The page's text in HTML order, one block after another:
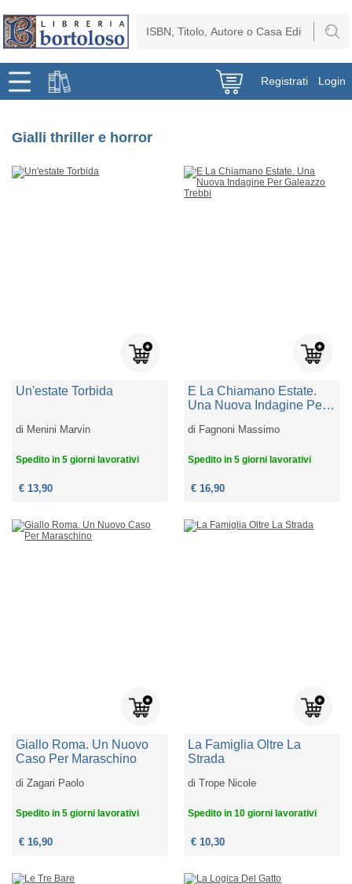
Registrati Login
Gialli thriller e horror
Un'estate Torbida
di Menini Marvin
Spedito in 5 giorni lavorativi
€ 13,90
E La Chiamano Estate.
Una Nuova Indagine Per
di Fagnoni Massimo
Spedito in 5 giorni lavorativi
€ 16,90
Giallo Roma. Un Nuovo
Caso Per Maraschino
diZagari Paolo
Spedito in 5 giorni lavorativi
€ 16,90
La Famiglia Oltre La
Strada
diTrope Nicole
Spedito in 10 giorni lavorativi
€ 10,30